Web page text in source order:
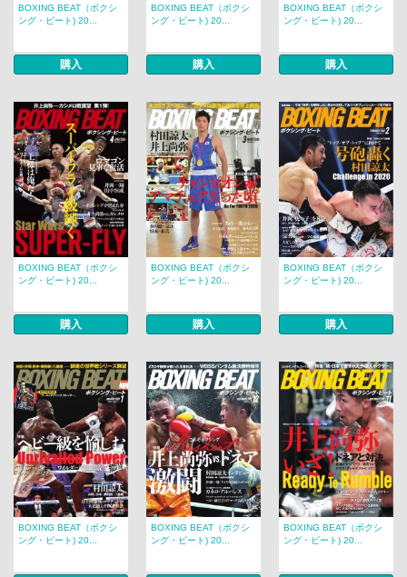
BOXING BEAT（ボクシ
ング・ビート) 20...
購入
BOXING BEAT（ボクシ
ング・ビート) 20...
購入
BOXING BEAT（ボクシ
ング・ビート) 20...
購入
BOXING BEAT（ボクシ
ング・ビート) 20...
購入
BOXING BEAT（ボクシ
ング・ビート) 20...
購入
BOXING BEAT（ボクシ
ング・ビート) 20...
購入
BOXING BEAT（ボクシ
ング・ビート) 20...
BOXING BEAT（ボクシ
ング・ビート) 20...
BOXING BEAT（ボクシ
ング・ビート) 20...